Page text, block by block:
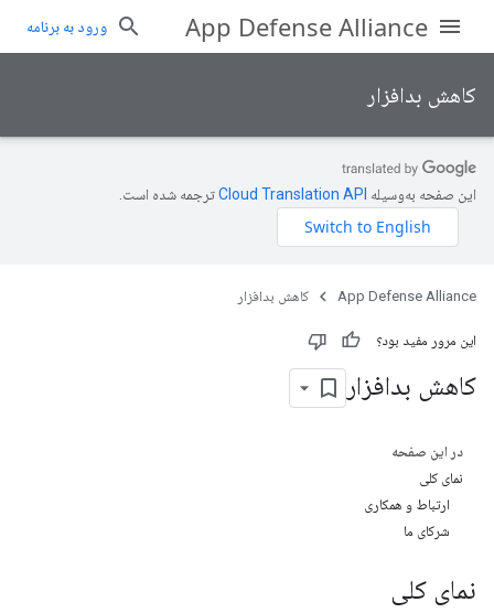
App Defense Alliance ورود به برنامه
کاهش بدافزار
این صفحه به‌وسیله ترجمه شده است.
App Defense Alliance کاهش بدافزار
این مرور مفید بود؟
کاهش بدافزار
در این صفحه
نمای کلی
ارتباط و همکاری
شرکای ما
نمای کلی